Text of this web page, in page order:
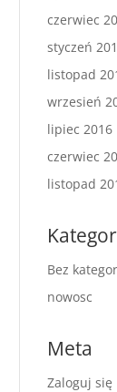
czerwiec
styczeń
listopad
wrzesień
lipiec 2016
czerwiec
listopad
Bez
nowosc
Meta
Zaloguj się